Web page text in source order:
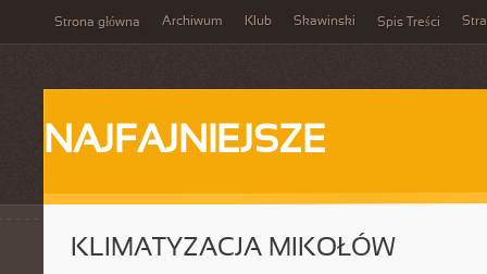
Strona główna Archiwum Klub Skawinski Spis Treści
NAJFAJNIEJSZE
KLIMATYZACJA MIKOŁÓW